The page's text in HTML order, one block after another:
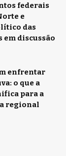
federais
e
das
em discussão
enfrentar
o que a
para a
regional